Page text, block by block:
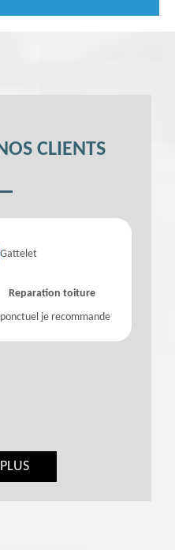
CLIENTS
Gattelet
Reparation toiture
je recommande